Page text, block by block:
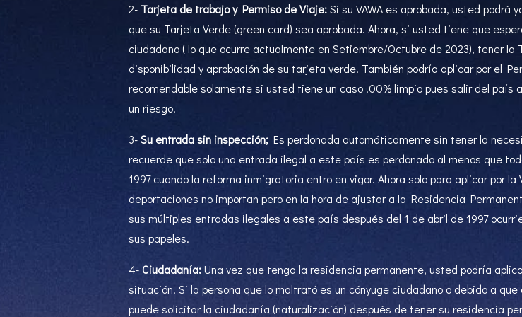
2- Tarjeta de trabajo y Permiso de Viaje:Si su VAWA es aprobada, usted podrá
que su Tarjeta Verde (green card) sea aprobada. Ahora, si usted tiene que
ciudadano ( lo que ocurre actualmente en Setiembre/Octubre de 2023), tener
disponibilidad y aprobación de su tarjeta verde. También podría aplicar por el
recomendable solamente si usted tiene un caso !00% limpio pues salir del
un riesgo.
3-Su entrada sin inspección; Es perdonada automáticamente sin tener la
recuerde que solo una entrada ilegal a este país es perdonado al menos que
1997 cuando la reforma inmigratoria entro en vigor. Ahora solo para aplicar por
deportaciones no importan pero en la hora de ajustar a la Residencia
sus múltiples entradas ilegales a este país después del 1 de abril de 1997
sus papeles.
4-Ciudadanía:Una vez que tenga la residencia permanente, usted podría
situación. Si la persona que lo maltrató es un cónyuge ciudadano o debido a
puede solicitar la ciudadanía (naturalización) después de tener su residencia